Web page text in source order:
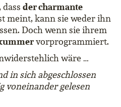
der charmante
meint, kann sie weder ihn
Doch wenn sie ihrem
vorprogrammiert.
wäre …
in sich abgeschlossen
voneinander gelesen